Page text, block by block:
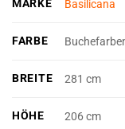
MARKE Basilicana
FARBE
BREITE 281 cm
HÖHE 206 cm